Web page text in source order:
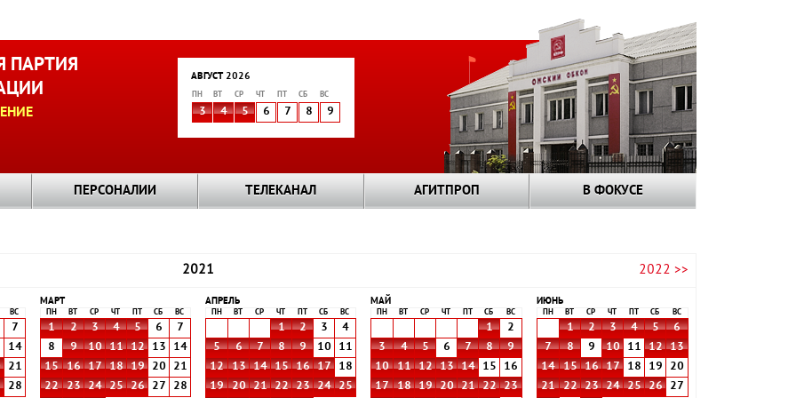
ПАРТИЯ
АВГУСТ 2026
ПН ВТ СР ЧТ СБ ВС
3 4 5 6 7 8 9
ПЕРСОНАЛИИ ТЕЛЕКАНАЛ АГИТПРОП В ФОКУСЕ
2021 2022 >>
ВС
7
14
21
28
МАРТ
ПН ВТ СР ЧТ СБ ВС
1 2 3 4 5 6
7
8
9 10 11 12 13
14
15
16 17 18 19 20
21
22
23 24 25 26 27
28
АПРЕЛЬ
ПН ВТ СР ЧТ СБ ВС
1 2 3
4
5
6 7 8 9 10
11
12
13 14 15 16 17
18
19
20 21 22 23 24
25
МАЙ
ПН ВТ СР ЧТ СБ ВС
1
2
3
4 5 6 7 8
9
10
11 12 13 14 15
16
17
18 19 20 21 22
23
ИЮНЬ
ПН ВТ СР ЧТ СБ ВС
1 2 3 4 5
6
7
8 9 10 11 12
13
14
15 16 17 18 19
20
21
22 23 24 25 26
27